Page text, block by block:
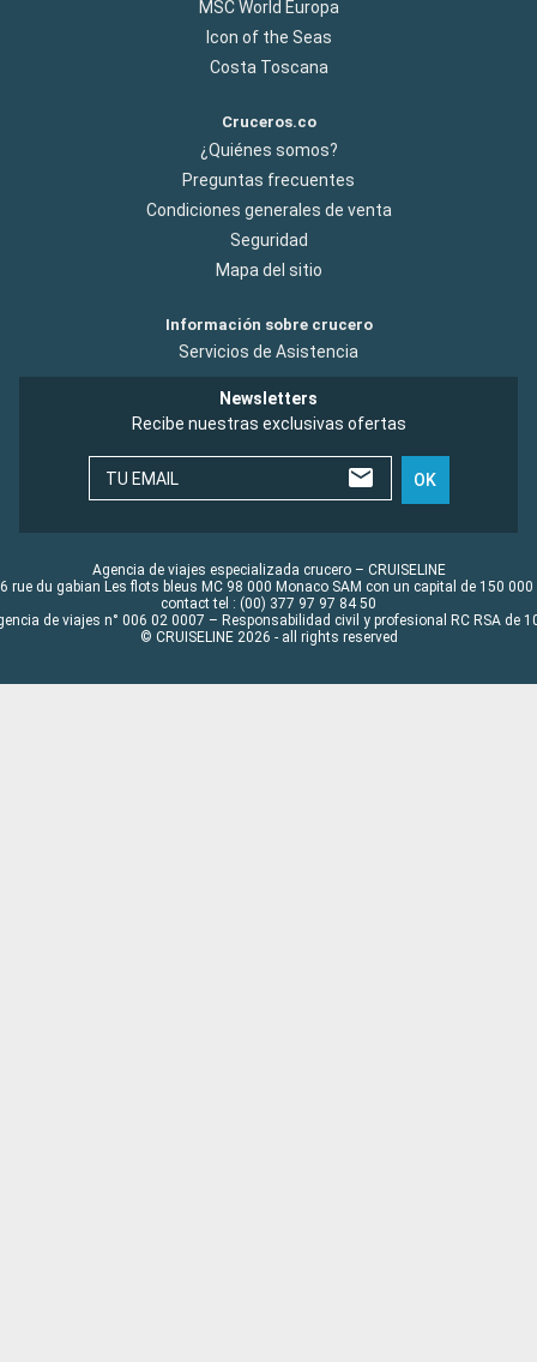
MSC World Europa
Icon of the Seas
Costa Toscana
Cruceros.co
¿Quiénes somos?
Preguntas frecuentes
Condiciones generales de venta
Seguridad
Mapa del sitio
Información sobre crucero
Servicios de Asistencia
Newsletters
Recibe nuestras exclusivas ofertas
TU EMAIL OK
Agencia de viajes especializada crucero – CRUISELINE
rue du gabian Les flots bleus MC 98 000 Monaco SAM con un capital de 150 000
contact tel : (00) 377 97 97 84 50
de viajes n° 006 02 0007 – Responsabilidad civil y profesional RC RSA de
© CRUISELINE 2026 - all rights reserved